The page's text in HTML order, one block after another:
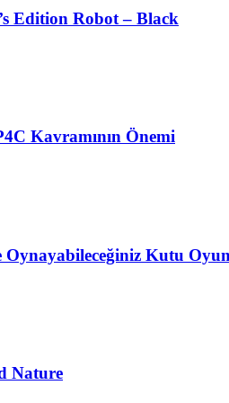
Edition Robot – Black
Kavramının Önemi
Oynayabileceğiniz Kutu
Nature